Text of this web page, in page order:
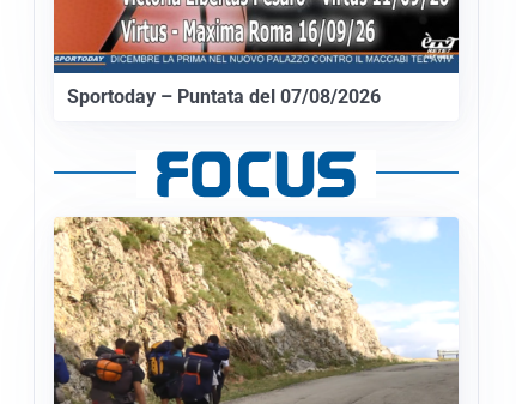
Sportoday – Puntata del 07/08/2026